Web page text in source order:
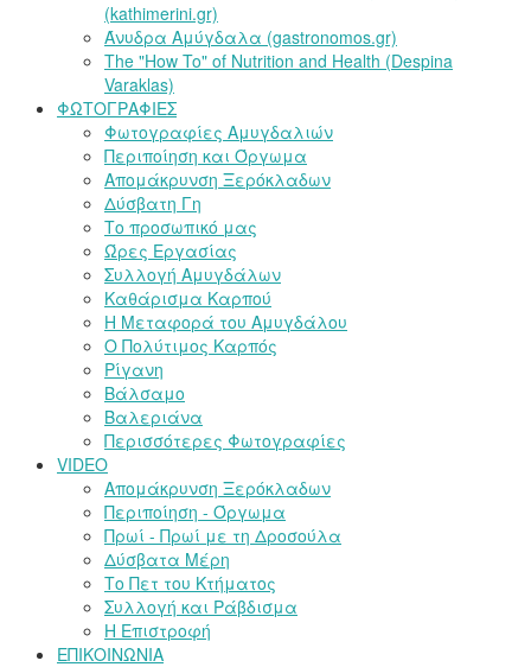
(kathimerini.gr)
Άνυδρα Αμύγδαλα (gastronomos.gr)
The "How To" of Nutrition and Health (Despina
Varaklas)
ΦΩΤΟΓΡΑΦΙΕΣ
Φωτογραφίες Αμυγδαλιών
Περιποίηση και Όργωμα
Απομάκρυνση Ξερόκλαδων
Δύσβατη Γη
Το προσωπικό μας
Ώρες Εργασίας
Συλλογή Αμυγδάλων
Καθάρισμα Καρπού
Η Μεταφορά του Αμυγδάλου
Ο Πολύτιμος Καρπός
Ρίγανη
Βάλσαμο
Βαλεριάνα
Περισσότερες Φωτογραφίες
VIDEO
Απομάκρυνση Ξερόκλαδων
Περιποίηση - Όργωμα
Πρωί - Πρωί με τη Δροσούλα
Δύσβατα Μέρη
Το Πετ του Κτήματος
Συλλογή και Ράβδισμα
Η Επιστροφή
ΕΠΙΚΟΙΝΩΝΙΑ